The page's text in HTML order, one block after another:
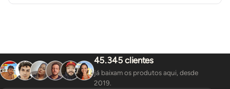
45.345 clientes
já baixam os produtos aqui, desde
2019.